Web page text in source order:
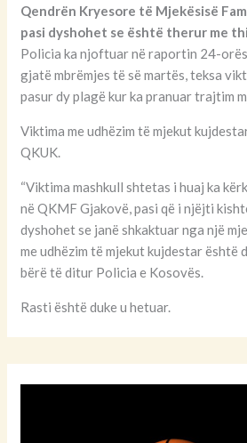
Qendrën Kryesore të Mjekësisë
pasi dyshohet se është therur me
Policia ka njoftuar në raportin 24-
gjatë mbrëmjes të së martës, teksa
pasur dy plagë kur ka pranuar trajtim
Viktima me udhëzim të mjekut
QKUK.
“Viktima mashkull shtetas i huaj ka
në QKMF Gjakovë, pasi që i njëjti
dyshohet se janë shkaktuar nga një
me udhëzim të mjekut kujdestar është
bërë të ditur Policia e Kosovës.
Rasti është duke u hetuar.